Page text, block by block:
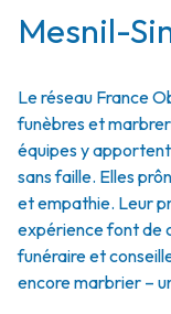
Mesnil-
Le réseau France
funèbres et
équipes y
sans faille. Elles
et empathie. Leur
expérience font de
funéraire et
encore marbrier –